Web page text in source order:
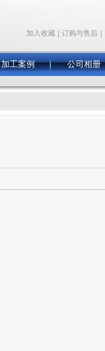
加入收藏 订购与售后
加工案例 公司相册